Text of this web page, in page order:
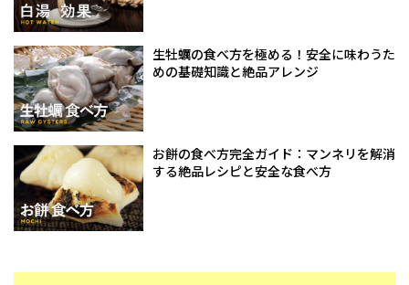
生牡蠣の食べ方を極める！安全に味わうた
めの基礎知識と絶品アレンジ
お餅の食べ方完全ガイド：マンネリを解消
する絶品レシピと安全な食べ方